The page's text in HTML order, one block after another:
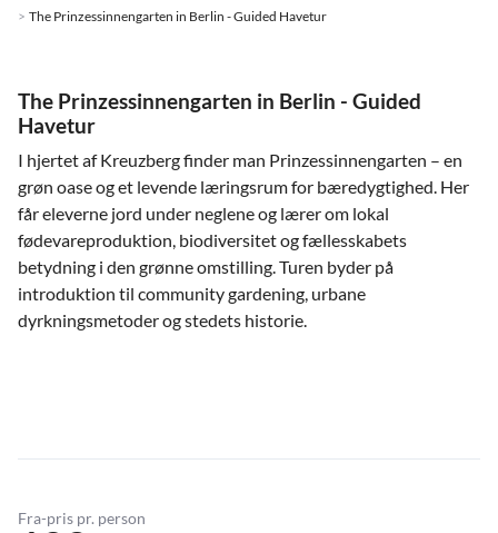
The Prinzessinnengarten in Berlin - Guided Havetur
The Prinzessinnengarten in Berlin - Guided
Havetur
I hjertet af Kreuzberg finder man Prinzessinnengarten – en
grøn oase og et levende læringsrum for bæredygtighed. Her
får eleverne jord under neglene og lærer om lokal
fødevareproduktion, biodiversitet og fællesskabets
betydning i den grønne omstilling. Turen byder på
introduktion til community gardening, urbane
dyrkningsmetoder og stedets historie.
Fra-pris pr. person